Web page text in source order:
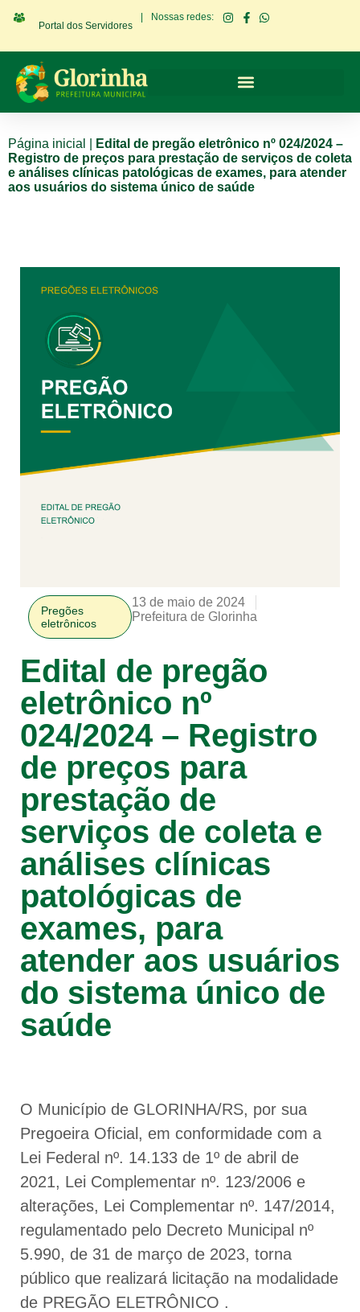
Portal dos Servidores
Nossas redes:
Página inicial
Edital de pregão eletrônico nº 024/2024 –
Registro de preços para prestação de serviços de coleta
e análises clínicas patológicas de exames, para atender
aos usuários do sistema único de saúde
Pregões
eletrônicos
13 de maio de 2024
Prefeitura de Glorinha
Edital de pregão
eletrônico nº
024/2024 – Registro
de preços para
prestação de
serviços de coleta e
análises clínicas
patológicas de
exames, para
atender aos usuários
do sistema único de
saúde
O Município de GLORINHA/RS, por sua
Pregoeira Oficial, em conformidade com a
Lei Federal nº. 14.133 de 1º de abril de
2021, Lei Complementar nº. 123/2006 e
alterações, Lei Complementar nº. 147/2014,
regulamentado pelo Decreto Municipal nº
5.990, de 31 de março de 2023, torna
público que realizará licitação na modalidade
de PREGÃO ELETRÔNICO .